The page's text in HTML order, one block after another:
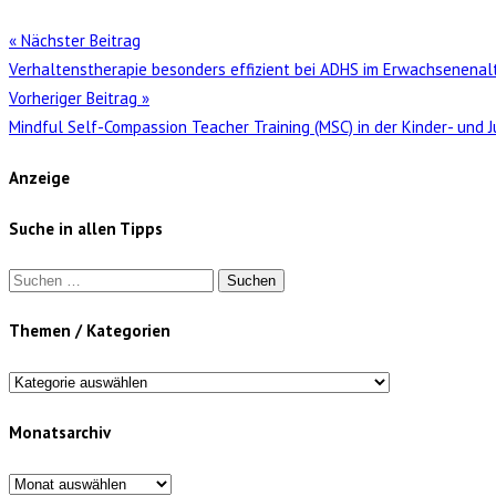
« Nächster Beitrag
Verhaltenstherapie besonders effizient bei ADHS im
Vorheriger Beitrag »
Mindful Self-Compassion Teacher Training (MSC) in der Kinder- und
Anzeige
Suche in allen Tipps
Suchen
Themen / Kategorien
Themen
Kategorien
Monatsarchiv
Monatsarchiv